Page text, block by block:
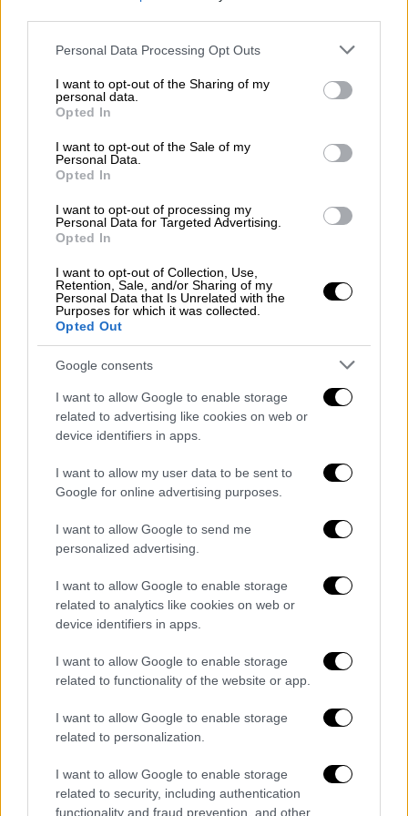
Please note that this website/app uses one or more Google
not limited to your visit or usage behaviour. You may click to
grant or deny consent to Google and its third-party tags to
use your data for below specified purposes in below Google
consent section.
Personal Data Processing Opt Outs
I want to opt-out of the Sharing of my
personal data.
Opted In
I want to opt-out of the Sale of my
Personal Data.
Opted In
I want to opt-out of processing my
Personal Data for Targeted Advertising.
Opted In
I want to opt-out of Collection, Use,
Retention, Sale, and/or Sharing of my
Personal Data that Is Unrelated with the
Purposes for which it was collected.
Opted Out
Google consents
I want to allow Google to enable storage
related to advertising like cookies on web or
device identifiers in apps.
I want to allow my user data to be sent to
Google for online advertising purposes.
I want to allow Google to send me
personalized advertising.
I want to allow Google to enable storage
related to analytics like cookies on web or
device identifiers in apps.
I want to allow Google to enable storage
related to functionality of the website or app.
I want to allow Google to enable storage
related to personalization.
I want to allow Google to enable storage
related to security, including authentication
functionality and fraud prevention, and other
Πανεπιστημιακός Θεσσαλονίκη
Γιουματζίδης Βασίλης, πρώην
Γκαραβέλα Μαρία, δημόσιος υπάλληλος
Καμιζής Δημήτρης, πρώην Δήμαρχος
Κρανιδίου, γιατρός
Καρασμάνης Βασίλης, ομότιμος
Καρούτζος Θανάσης, πρώην
Περιφερειάρχης Κρήτης
Κριθαρούλας Λεωνίδας, υπάλληλος,
πρώην μέλος τομέα Δημοκρατίας στο
Κίνημα Δημοκρατών
Κυριακόπουλος Ηλίας, διοργανωτής
πολιτιστικών εκδηλώσεων
ΠΑΣΟΚ
Λιαροκάπης Άρης, πολιτικός μηχανικός,
Λύτρα Ντίνα, Περιφερειακή σύμβουλος
Πελοποννήσου, πρώην Αντιδήμαρχος
Κορίνθου
Μανιάτης Κώστας, συνδικαλιστής
Μανίκας Αντώνης, πρώην Κ.Ε. «Το
Ποτάμι»
συνταξιούχων Εμπορικής Τράπεζας
Μπάτσος Γιώργος, Οικονομικό
επιμελητήριο
Μυρίσης Αλέξανδρος, Πρόεδρος νέων
δικηγόρων Ρόδου, πρώην νεολαία
ΣΥΡΙΖΑ
Νικολόπουλος Χρήστος,